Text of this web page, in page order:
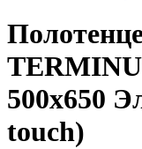
500х650
touch)